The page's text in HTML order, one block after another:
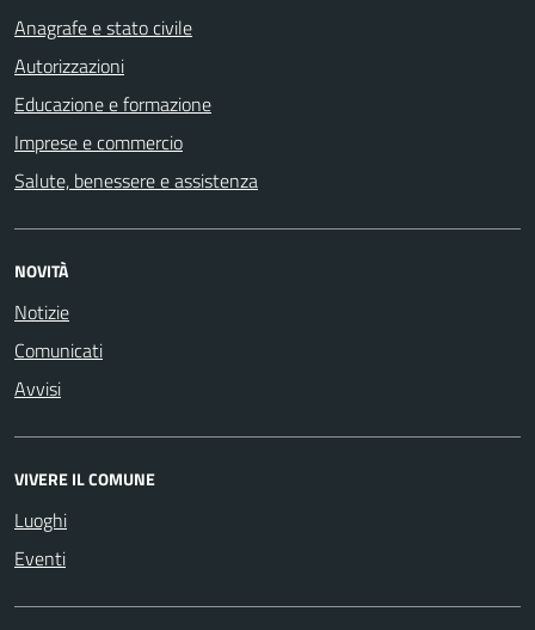
Anagrafe e stato civile
Autorizzazioni
Educazione e formazione
Imprese e commercio
Salute, benessere e assistenza
NOVITÀ
Notizie
Comunicati
Avvisi
VIVERE IL COMUNE
Luoghi
Eventi